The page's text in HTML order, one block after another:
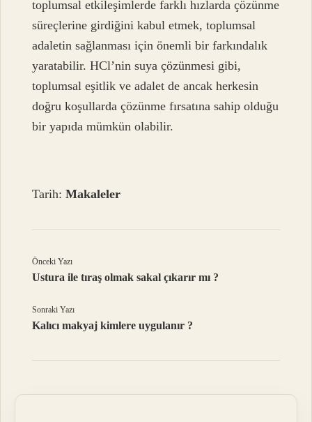
toplumsal etkileşimlerde farklı hızlarda çözünme
süreçlerine girdiğini kabul etmek, toplumsal
adaletin sağlanması için önemli bir farkındalık
yaratabilir. HCl’nin suya çözünmesi gibi,
toplumsal eşitlik ve adalet de ancak herkesin
doğru koşullarda çözünme fırsatına sahip olduğu
bir yapıda mümkün olabilir.
Tarih:Makaleler
Önceki Yazı
Ustura ile tıraş olmak sakal çıkarır mı ?
Sonraki Yazı
Kalıcı makyaj kimlere uygulanır ?